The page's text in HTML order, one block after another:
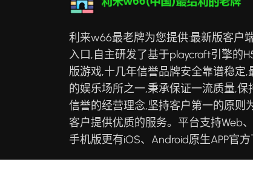
利来w66最老牌为您提供:最新版客户
入口,自主研发了基于playcraft引擎的
版游戏,十几年信誉品牌安全靠谱稳定,
的娱乐场所之一,秉承保证一流质量,保
信誉的经营理念,坚持客户第一的原则
客户提供优质的服务。平台支持Web、
手机版更有iOS、Android原生APP官方